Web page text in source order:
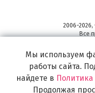
2006-
Все
Широкий выбор
самых изысканных и
Мы используем
работы сайта.
найдете в
Продолжая